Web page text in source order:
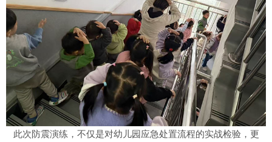
此次防震演练，不仅是对幼儿园应急处置流程的实战检验，更